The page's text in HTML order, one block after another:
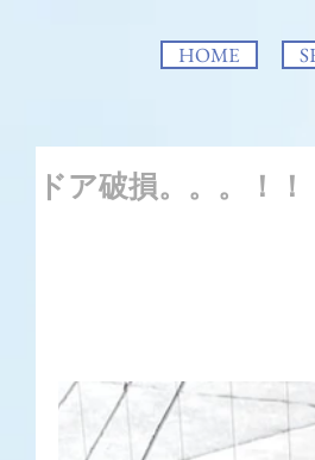
HOME
ドア破損。。。！